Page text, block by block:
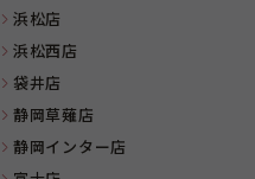
浜松店
浜松西店
袋井店
静岡草薙店
静岡インター店